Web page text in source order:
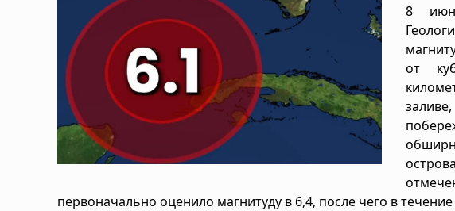
8
от
первоначально оценило магнитуду в 6,4, после чего в